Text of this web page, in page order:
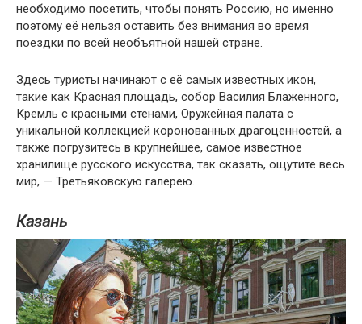
необходимо посетить, чтобы понять Россию, но именно
поэтому её нельзя оставить без внимания во время
поездки по всей необъятной нашей стране.
Здесь туристы начинают с её самых известных икон,
такие как Красная площадь, собор Василия Блаженного,
Кремль с красными стенами, Оружейная палата с
уникальной коллекцией коронованных драгоценностей, а
также погрузитесь в крупнейшее, самое известное
хранилище русского искусства, так сказать, ощутите весь
мир, — Третьяковскую галерею.
Казань